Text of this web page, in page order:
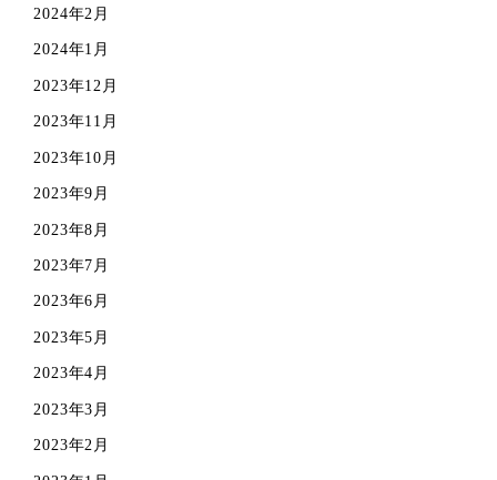
2024年2月
2024年1月
2023年12月
2023年11月
2023年10月
2023年9月
2023年8月
2023年7月
2023年6月
2023年5月
2023年4月
2023年3月
2023年2月